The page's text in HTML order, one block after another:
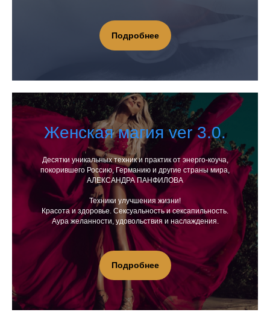
Подробнее
Женская магия ver 3.0.
Десятки уникальных техник и практик от энерго-коуча,
покорившего Россию, Германию и другие страны мира,
АЛЕКСАНДРА ПАНФИЛОВА
Техники улучшения жизни!
Красота и здоровье. Сексуальность и сексапильность.
Аура желанности, удовольствия и наслаждения.
Подробнее